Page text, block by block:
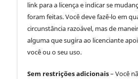
link para a licença e indicar se
foram feitas. Você deve fazê-lo em
circunstância razoável, mas de
alguma que sugira ao licenciante
você ou o seu uso.
Sem restrições adicionais– Você